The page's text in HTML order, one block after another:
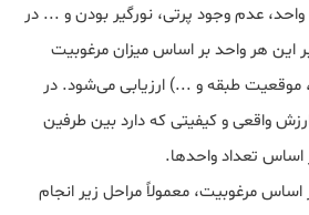
عدم وجود پرتی، نورگیر بودن و ... در
این هر واحد بر اساس میزان مرغوبیت
طبقه و ...) ارزیابی می‌شود. در
واقعی و کیفیتی که دارد بین طرفین
تعداد واحد‌ها.
مرغوبیت، معمولاً مراحل زیر انجام